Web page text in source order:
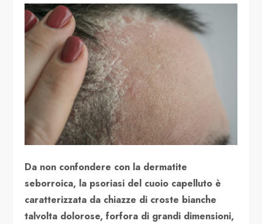
Da non confondere con la dermatite
seborroica, la psoriasi del cuoio capelluto è
caratterizzata da chiazze di croste bianche
talvolta dolorose, forfora di grandi dimensioni,